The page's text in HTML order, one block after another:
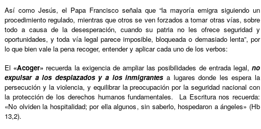
Así como Jesús, el Papa Francisco señala que “la mayoría emigra siguiendo un
procedimiento regulado, mientras que otros se ven forzados a tomar otras vías, sobre
todo a causa de la desesperación, cuando su patria no les ofrece seguridad y
oportunidades, y toda vía legal parece imposible, bloqueada o demasiado lenta”, por
lo que bien vale la pena recoger, entender y aplicar cada uno de los verbos:
El «Acoger» recuerda la exigencia de ampliar las posibilidades de entrada legal,no
expulsar a los desplazados y a los inmigrantesa lugares donde les espera la
persecución y la violencia, y equilibrar la preocupación por la seguridad nacional con
la protección de los derechos humanos fundamentales.
La Escritura nos recuerda:
«No olviden la hospitalidad; por ella algunos, sin saberlo, hospedaron a ángeles» (Hb
13,2).